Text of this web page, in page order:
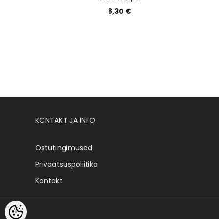
8,30 €
KONTAKT JA INFO
Ostutingimused
Privaatsuspoliitika
Kontakt